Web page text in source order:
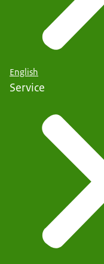
English
Service